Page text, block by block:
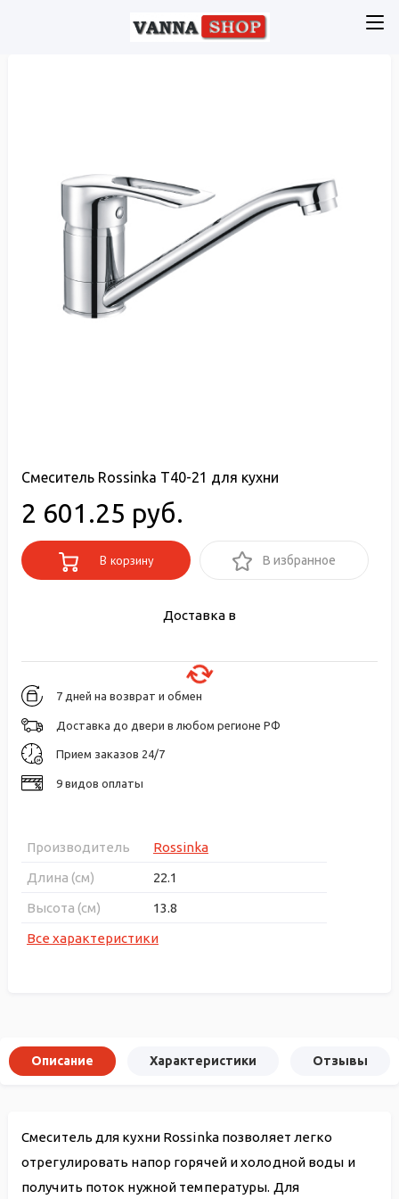
Смеситель Rossinka T40-21 для кухни
2 601.25 руб.
В корзину В избранное
Доставка в
7 дней на возврат и обмен
Доставка до двери в любом регионе РФ
Прием заказов 24/7
9 видов оплаты
Производитель
Rossinka
Длина (см)
22.1
Высота (см)
13.8
Все характеристики
Описание Характеристики Отзывы
Смеситель для кухни Rossinka позволяет легко
отрегулировать напор горячей и холодной воды и
получить поток нужной температуры. Для